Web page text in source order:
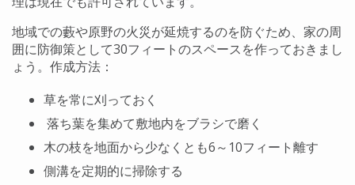
地域での藪や原野の火災が延焼するのを防ぐため、家の周
囲に防御策として30フィートのスペースを作っておきまし
ょう。作成方法：
草を常に刈っておく
落ち葉を集めて敷地内をブラシで磨く
木の枝を地面から少なくとも6～10フィート離す
側溝を定期的に掃除する